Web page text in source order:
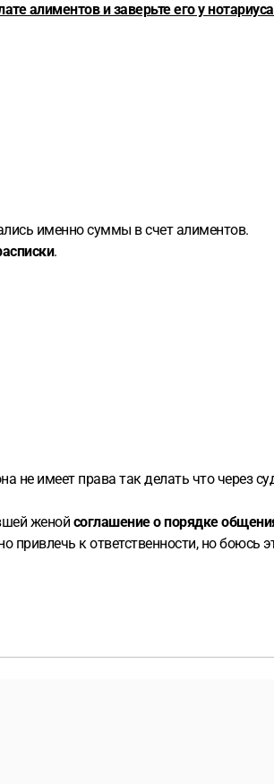
алиментов и заверьте его у
именно суммы в счет алиментов.
.
не имеет права так делать что через
женой соглашение о порядке
к ответственности, но боюсь